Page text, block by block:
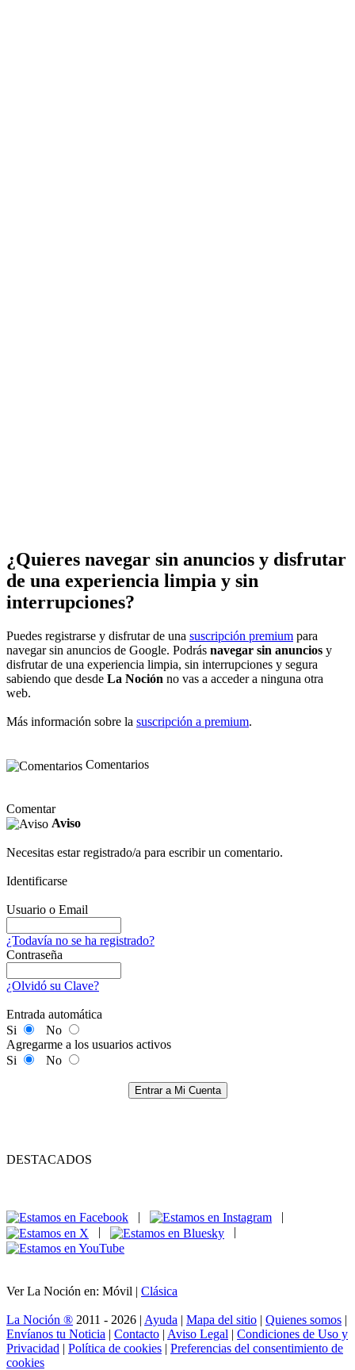
¿Quieres navegar sin anuncios y disfrutar
de una experiencia limpia y sin
interrupciones?
Puedes registrarse y disfrutar de una suscripción premium para
navegar sin anuncios de Google. Podrás navegar sin anuncios y
disfrutar de una experiencia limpia, sin interrupciones y segura
sabiendo que desde La Noción no vas a acceder a ninguna otra
web.
Más información sobre la suscripción a premium.
Comentarios
Comentar
Aviso
Necesitas estar registrado/a para escribir un comentario.
Identificarse
Usuario o Email
¿Todavía no se ha registrado?
Contraseña
¿Olvidó su Clave?
Entrada automática
Si
No
Agregarme a los usuarios activos
Si
No
Entrar a Mi Cuenta
DESTACADOS
|
|
|
|
Ver La Noción en: Móvil | Clásica
La Noción ® 2011 - 2026 | Ayuda | Mapa del sitio | Quienes somos |
Envíanos tu Noticia | Contacto | Aviso Legal | Condiciones de Uso y
Privacidad | Política de cookies | Preferencias del consentimiento de
cookies